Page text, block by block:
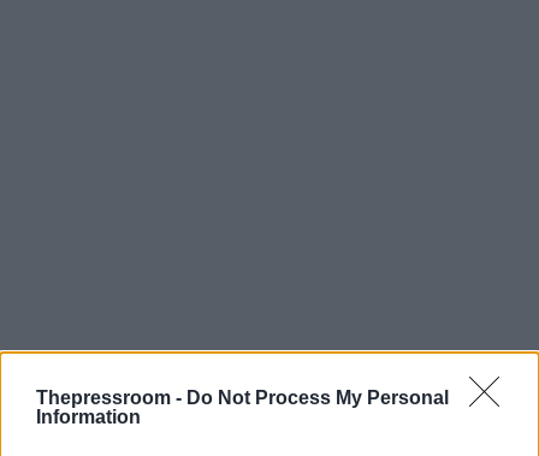
Thepressroom - Do Not Process My Personal
Information